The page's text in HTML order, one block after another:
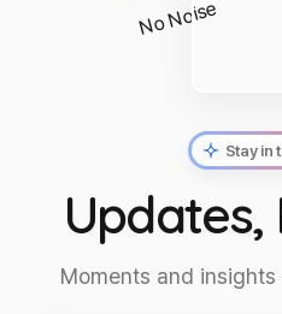
Stay in
Moments and